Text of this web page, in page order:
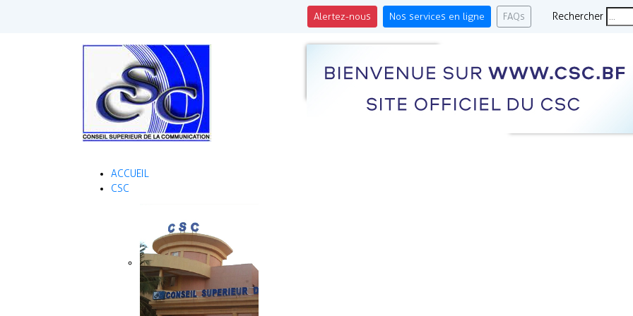
Alertez-nous Nos services en ligne FAQs Rechercher
ACCUEIL
CSC